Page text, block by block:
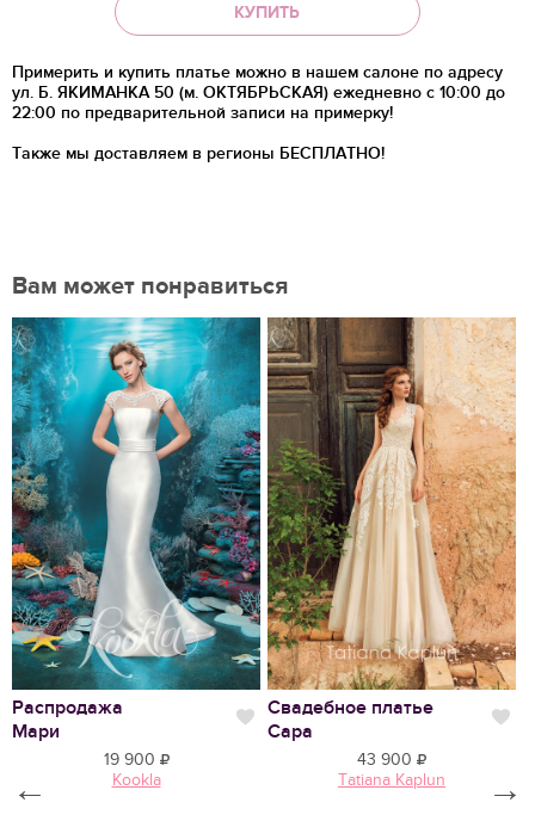
КУПИТЬ
Примерить и купить платье можно в нашем салоне по адресу
ул. Б. ЯКИМАНКА 50 (м. ОКТЯБРЬСКАЯ) ежедневно с 10:00 до
22:00 по предварительной записи на примерку!
Также мы доставляем в регионы БЕСПЛАТНО!
Вам может понравиться
Нравится
Распродажа
Мари
Нравится
19 900
Kookla
Свадебное платье
Сара
43 900
Tatiana Kaplun
← →